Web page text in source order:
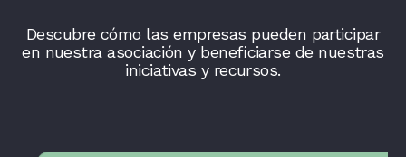
Descubre cómo las empresas pueden participar
en nuestra asociación y beneficiarse de nuestras
iniciativas y recursos.